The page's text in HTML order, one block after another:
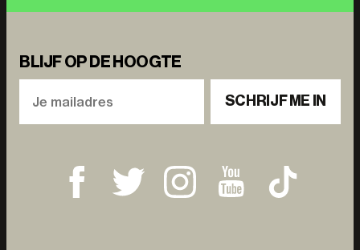
BLIJF OP DE HOOGTE
SCHRIJF ME IN